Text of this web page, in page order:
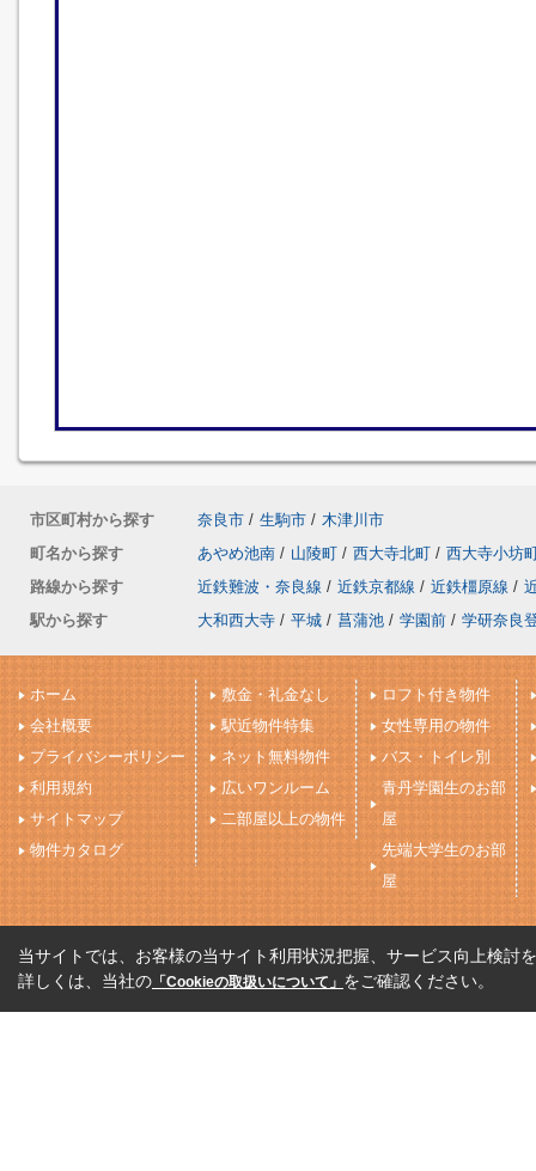
市区町村から探す 奈良市 / 生駒市 / 木津川市
町名から探す
あやめ池南 / 山陵町 / 西大寺北町 / 西大寺小坊
路線から探す
近鉄難波・奈良線 / 近鉄京都線 / 近鉄橿原線 /
駅から探す
大和西大寺 / 平城 / 菖蒲池 / 学園前 / 学研奈良
ホーム
会社概要
プライバシーポリシー
利用規約
サイトマップ
物件カタログ
敷金・礼金なし
駅近物件特集
ネット無料物件
広いワンルーム
二部屋以上の物件
ロフト付き物件
女性専用の物件
バス・トイレ別
青丹学園生のお部
屋
先端大学生のお部
屋
当サイトでは、お客様の当サイト利用状況把握、サービス向上検討
詳しくは、当社の 「Cookieの取扱いについて」 をご確認ください。